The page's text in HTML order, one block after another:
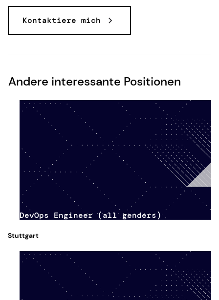
Kontaktiere mich
Andere interessante Positionen
DevOps Engineer (all genders)
Stuttgart